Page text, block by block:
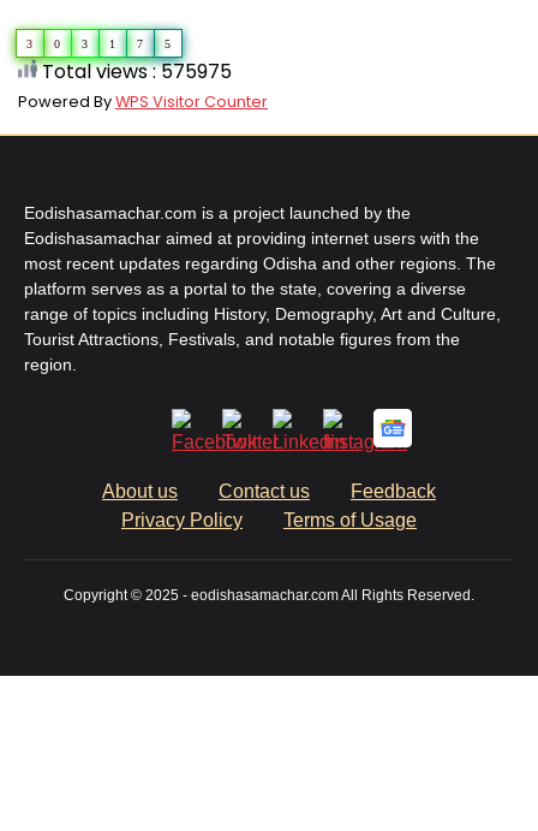
3 0 3 1 7 5
Total views : 575975
Powered ByWPS Visitor Counter
Eodishasamachar.com is a project launched by the
Eodishasamachar aimed at providing internet users with the
most recent updates regarding Odisha and other regions. The
platform serves as a portal to the state, covering a diverse
range of topics including History, Demography, Art and Culture,
Tourist Attractions, Festivals, and notable figures from the
region.
About us Contact us
Feedback
Privacy Policy
Terms of Usage
Copyright © 2025 - eodishasamachar.com All Rights Reserved.